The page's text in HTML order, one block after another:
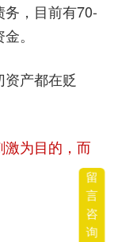
，目前有70-
。
产都在贬
为目的，而
留
言
咨
询